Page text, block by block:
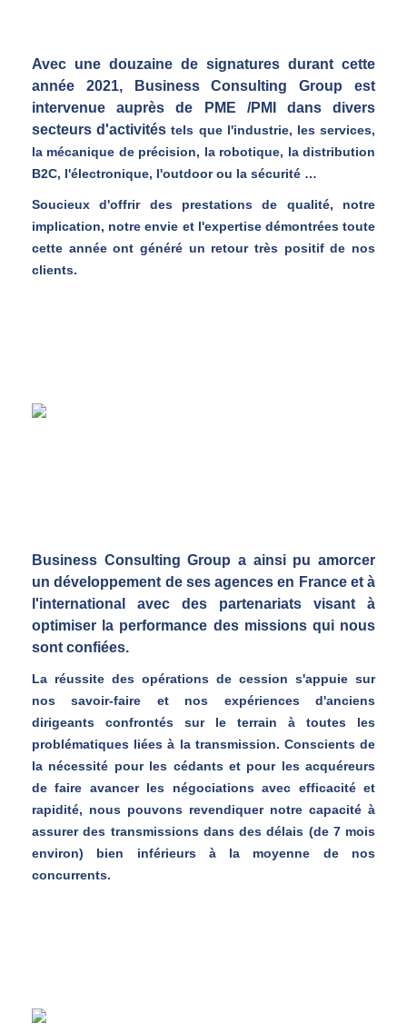
Avec une douzaine de signatures durant cette
année 2021,Business Consulting Group est
intervenue auprès de PME /PMI dans divers
secteurs d'activités tels que l'industrie, les services,
la mécanique de précision, la robotique, la distribution
B2C, l'électronique, l'outdoor ou la sécurité …
Soucieux d'offrir des prestations de qualité, notre
implication, notre envie et l'expertise démontrées toute
cette année ont généré un retour très positif de nos
clients.
Business Consulting Group a ainsi pu amorcer
un développement de ses agences en France et à
l'international avec des partenariats
visant à
optimiser la performance des missions qui nous
sont confiées.
La réussite des opérations de cession s'appuie sur
nos savoir-faire et nos expériences d'anciens
dirigeants confrontés sur le terrain à toutes les
problématiques liées à la transmission. Conscients de
la nécessité pour les cédants et pour les acquéreurs
de faire avancer les négociations avec efficacité et
rapidité, nous pouvons revendiquer notre capacité à
assurer des transmissions dans des délais (de 7 mois
environ) bien inférieurs à la moyenne de nos
concurrents.